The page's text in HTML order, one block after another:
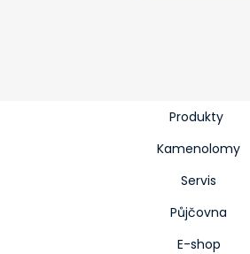
Produkty
Kamenolomy
Servis
Půjčovna
E-shop